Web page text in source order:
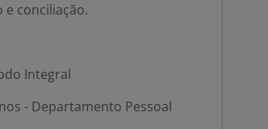
conciliação.
Integral
- Departamento Pessoal